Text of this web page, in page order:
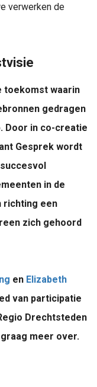
verwerken de
toekomst waarin
gedragen
Door in co-creatie
Gesprek wordt
in de
richting een
zich gehoord
en Elizabeth
van participatie
Drechtsteden
meer over.